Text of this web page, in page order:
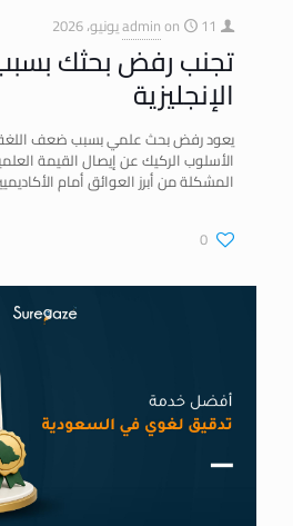
adminon 11 يونيو، 2026
تجنب رفض بحثك
الإنجليزية
يعود رفض بحث علمي بسبب ضعف اللغة
الأسلوب الركيك عن إيصال القيمة
المشكلة من أبرز العوائق أمام
0